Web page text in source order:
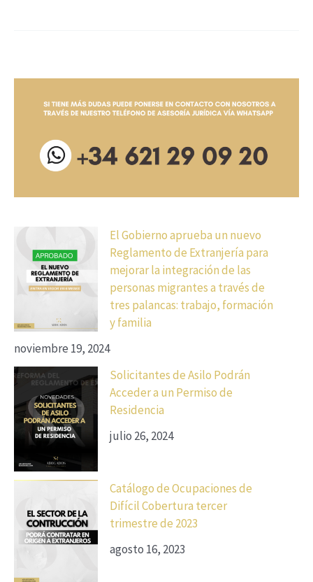
El Gobierno aprueba un nuevo
Reglamento de Extranjería para
mejorar la integración de las
personas migrantes a través de
tres palancas: trabajo, formación
y familia
noviembre 19, 2024
Solicitantes de Asilo Podrán
Acceder a un Permiso de
Residencia
julio 26, 2024
Catálogo de Ocupaciones de
Difícil Cobertura tercer
trimestre de 2023
agosto 16, 2023